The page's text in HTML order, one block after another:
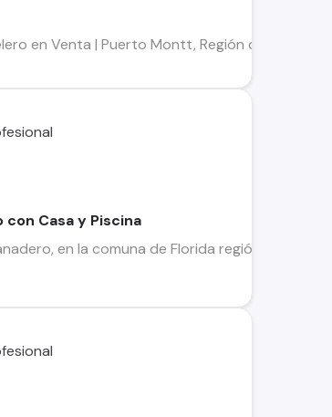
en Venta | Puerto Montt, Región de Los
Casa y Piscina
en la comuna de Florida región del Bio